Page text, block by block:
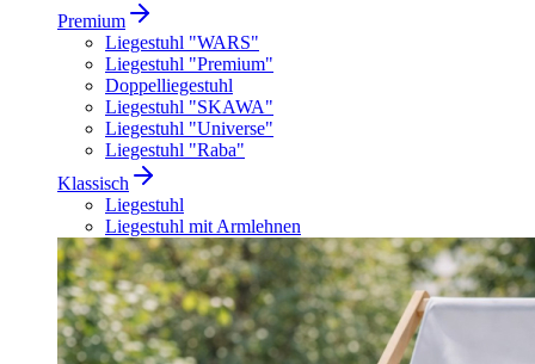
Premium
Liegestuhl "WARS"
Liegestuhl "Premium"
Doppelliegestuhl
Liegestuhl "SKAWA"
Liegestuhl "Universe"
Liegestuhl "Raba"
Klassisch
Liegestuhl
Liegestuhl mit Armlehnen